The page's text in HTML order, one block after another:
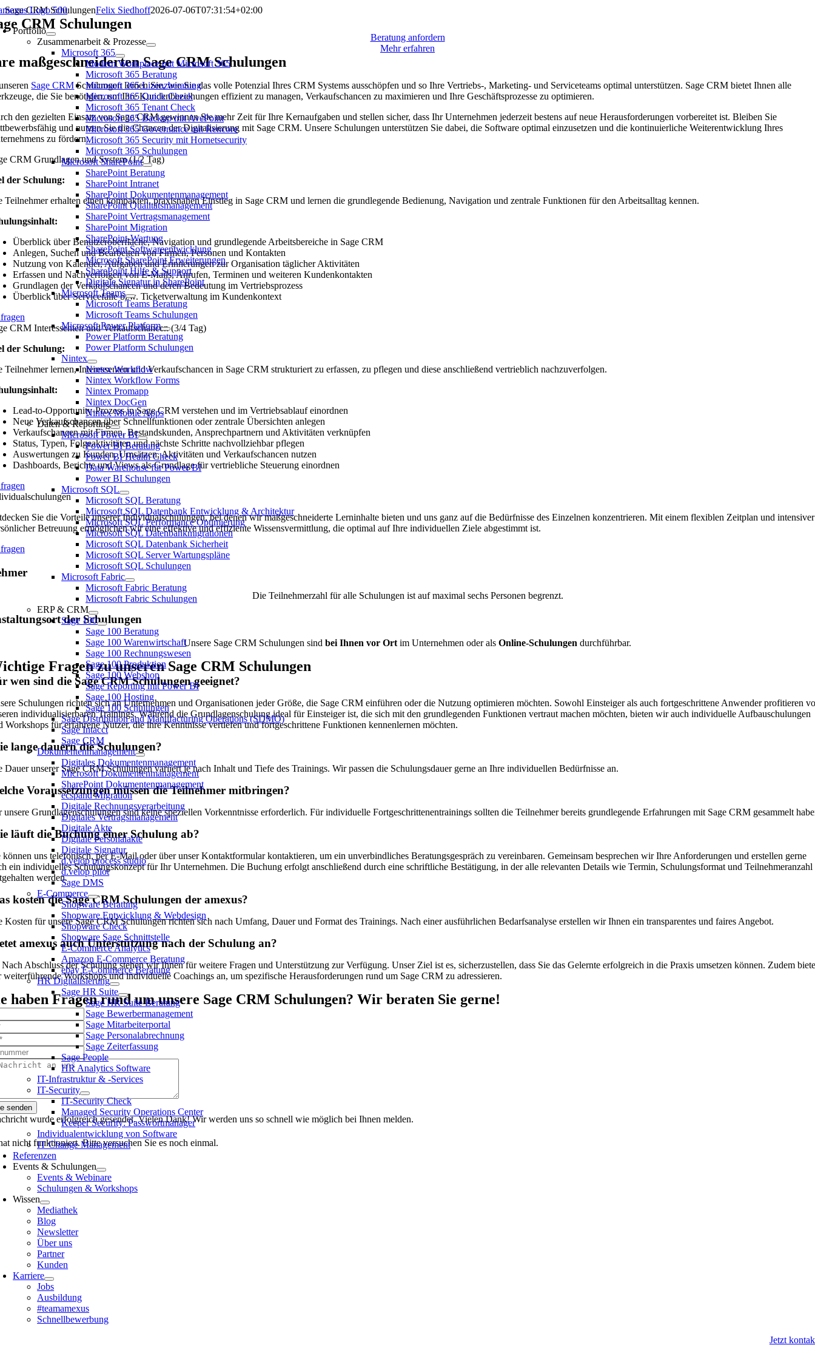
Zum
Inhalt
springen
Portfolio
Zusammenarbeit & Prozesse
Microsoft 365
Modern Workplace mit Microsoft 365
Microsoft 365 Beratung
Microsoft 365 Lizenzberatung
Microsoft 365 Quick Check
Microsoft 365 Tenant Check
Microsoft 365 Backup mit AvePoint
Microsoft 365 Governance mit Rencore
Microsoft 365 Security mit Hornetsecurity
Microsoft 365 Schulungen
Microsoft SharePoint
SharePoint Beratung
SharePoint Intranet
SharePoint Dokumentenmanagement
SharePoint Qualitätsmanagement
SharePoint Vertragsmanagement
SharePoint Migration
SharePoint-Wartung
SharePoint Softwareentwicklung
Microsoft SharePoint Erweiterungen
SharePoint Hilfe & Support
Digitale Signatur in SharePoint
Microsoft Teams
Microsoft Teams Beratung
Microsoft Teams Schulungen
Microsoft Power Platform
Power Platform Beratung
Power Platform Schulungen
Nintex
Nintex Workflow
Nintex Workflow Forms
Nintex Promapp
Nintex DocGen
Nintex Mobile Apps
Daten & Reporting
Microsoft Power BI
Power BI Beratung
Power BI Health Check
Data Warehouse für Power BI
Power BI Schulungen
Microsoft SQL
Microsoft SQL Beratung
Microsoft SQL Datenbank Entwicklung & Architektur
Microsoft SQL Performance Optimierung
Microsoft SQL Datenbankmigrationen
Microsoft SQL Datenbank Sicherheit
Microsoft SQL Server Wartungspläne
Microsoft SQL Schulungen
Microsoft Fabric
Microsoft Fabric Beratung
Microsoft Fabric Schulungen
ERP & CRM
Sage 100
Sage 100 Beratung
Sage 100 Warenwirtschaft
Sage 100 Rechnungswesen
Sage 100 Produktion
Sage 100 Webshop
Sage Reporting mit Power BI
Sage 100 Hosting
Sage 100 Schulungen
Sage Distribution and Manufacturing Operations (SDMO)
Sage Intacct
Sage CRM
Dokumentenmanagement
Digitales Dokumentenmanagement
Microsoft Dokumentenmanagement
SharePoint Dokumentenmanagement
ecspand Migration
Digitale Rechnungsverarbeitung
Digitales Vertragsmanagement
Digitale Akte
Digitale Personalakte
Digitale Signatur
d.velop process studio
d.velop pilot
Sage DMS
E-Commerce
Shopware Beratung
Shopware Entwicklung & Webdesign
Shopware Check
Shopware Sage Schnittstelle
E-Commerce Analytics
Amazon E-Commerce Beratung
ebay E-Commerce Beratung
HR Digitalisierung
Sage HR Suite
Sage HR Suite Beratung
Sage Bewerbermanagement
Sage Mitarbeiterportal
Sage Personalabrechnung
Sage Zeiterfassung
Sage People
HR Analytics Software
IT-Infrastruktur & -Services
IT-Security
IT-Security Check
Managed Security Operations Center
Keeper Security: Passwortmanager
Individualentwicklung von Software
IT Change Management
Referenzen
Events & Schulungen
Events & Webinare
Schulungen & Workshops
Wissen
Mediathek
Blog
Newsletter
Über uns
Partner
Kunden
Karriere
Jobs
Ausbildung
#teamamexus
Schnellbewerbung
Jetzt
Sage CRM SchulungenFelix Siedhoff2026-07-06T07:31:54+02:00
CRM Schulungen
Beratung anfordern
Mehr erfahren
maßgeschneiderten Sage CRM Schulungen
Sage CRMSchulungen lernen Sie, wie Sie das volle Potenzial Ihres CRM Systems ausschöpfen und so Ihre Vertriebs-, Marketing- und Serviceteams optimal unterstützen. Sage CRM bietet Ihnen alle
die Sie benötigen, um Ihre Kundenbeziehungen effizient zu managen, Verkaufschancen zu maximieren und Ihre Geschäftsprozesse zu optimieren.
den gezielten Einsatz von Sage CRM gewinnen Sie mehr Zeit für Ihre Kernaufgaben und stellen sicher, dass Ihr Unternehmen jederzeit bestens auf neue Herausforderungen vorbereitet ist. Bleiben Sie
und nutzen Sie die Chancen der Digitalisierung mit Sage CRM. Unsere Schulungen unterstützen Sie dabei, die Software optimal einzusetzen und die kontinuierliche Weiterentwicklung Ihres
zu fördern.
CRM Grundlagen und System (1/2 Tag)
der Schulung:
Teilnehmer erhalten einen kompakten, praxisnahen Einstieg in Sage CRM und lernen die grundlegende Bedienung, Navigation und zentrale Funktionen für den Arbeitsalltag kennen.
Überblick über Benutzeroberfläche, Navigation und grundlegende Arbeitsbereiche in Sage CRM
Anlegen, Suchen und Bearbeiten von Firmen, Personen und Kontakten
Nutzung von Kalender, Aufgaben und Erinnerungen zur Organisation täglicher Aktivitäten
Erfassen und Nachverfolgen von E-Mails, Anrufen, Terminen und weiteren Kundenkontakten
Grundlagen der Verkaufschancen und deren Bedeutung im Vertriebsprozess
Überblick über Servicefälle bzw. Ticketverwaltung im Kundenkontext
CRM Interessenten und Verkaufschancen (3/4 Tag)
der Schulung:
Teilnehmer lernen, Interessenten und Verkaufschancen in Sage CRM strukturiert zu erfassen, zu pflegen und diese anschließend vertrieblich nachzuverfolgen.
Lead-to-Opportunity-Prozess in Sage CRM verstehen und im Vertriebsablauf einordnen
Neue Verkaufschancen über Schnellfunktionen oder zentrale Übersichten anlegen
Verkaufschancen mit Firmen, Bestandskunden, Ansprechpartnern und Aktivitäten verknüpfen
Status, Typen, Folgeaktivitäten und nächste Schritte nachvollziehbar pflegen
Auswertungen zu Kunden, Umsätzen, Aktivitäten und Verkaufschancen nutzen
Dashboards, Berichte und Views als Grundlage für vertriebliche Steuerung einordnen
Sie die Vorteile unserer Individualschulungen, bei denen wir maßgeschneiderte Lerninhalte bieten und uns ganz auf die Bedürfnisse des Einzelnen konzentrieren. Mit einem flexiblen Zeitplan und intensiver
Betreuung ermöglichen wir eine effektive und effiziente Wissensvermittlung, die optimal auf Ihre individuellen Ziele abgestimmt ist.
Die Teilnehmerzahl für alle Schulungen ist auf maximal sechs Personen begrenzt.
der Schulungen
Unsere Sage CRM Schulungen sind bei Ihnen vor Ort im Unternehmen oder als Online-Schulungen durchführbar.
Fragen zu unseren Sage CRM Schulungen
wen sind die Sage CRM Schulungen geeignet?
Schulungen richten sich an Unternehmen und Organisationen jeder Größe, die Sage CRM einführen oder die Nutzung optimieren möchten. Sowohl Einsteiger als auch fortgeschrittene Anwender profitieren
individualisierbaren Trainings. Während die Grundlagenschulung ideal für Einsteiger ist, die sich mit den grundlegenden Funktionen vertraut machen möchten, bieten wir auch individuelle Aufbauschulungen
Workshops für erfahrene Nutzer, die ihre Kenntnisse vertiefen und fortgeschrittene Funktionen kennenlernen möchten.
lange dauern die Schulungen?
Dauer unserer Sage CRM Schulungen variiert je nach Inhalt und Tiefe des Trainings. Wir passen die Schulungsdauer gerne an Ihre individuellen Bedürfnisse an.
Voraussetzungen müssen die Teilnehmer mitbringen?
unsere Grundlagenschulungen sind keine speziellen Vorkenntnisse erforderlich. Für individuelle Fortgeschrittenentrainings sollten die Teilnehmer bereits grundlegende Erfahrungen mit Sage CRM gesammelt
läuft die Buchung einer Schulung ab?
können uns telefonisch, per E-Mail oder über unser Kontaktformular kontaktieren, um ein unverbindliches Beratungsgespräch zu vereinbaren. Gemeinsam besprechen wir Ihre Anforderungen und erstellen gerne
ein individuelles Schulungskonzept für Ihr Unternehmen. Die Buchung erfolgt anschließend durch eine schriftliche Bestätigung, in der alle relevanten Details wie Termin, Schulungsformat und Teilnehmeranzahl
werden.
kosten die Sage CRM Schulungen der amexus?
Kosten für unsere Sage CRM Schulungen richten sich nach Umfang, Dauer und Format des Trainings. Nach einer ausführlichen Bedarfsanalyse erstellen wir Ihnen ein transparentes und faires Angebot.
amexus auch Unterstützung nach der Schulung an?
Nach Abschluss der Schulung stehen wir Ihnen für weitere Fragen und Unterstützung zur Verfügung. Unser Ziel ist es, sicherzustellen, dass Sie das Gelernte erfolgreich in die Praxis umsetzen können. Zudem
weiterführende Workshops und individuelle Coachings an, um spezifische Herausforderungen rund um Sage CRM zu adressieren.
haben Fragen rund um unsere Sage CRM Schulungen? Wir beraten Sie gerne!
senden
wurde erfolgreich gesendet. Vielen Dank! Wir werden uns so schnell wie möglich bei Ihnen melden.
nicht funktioniert. Bitte versuchen Sie es noch einmal.